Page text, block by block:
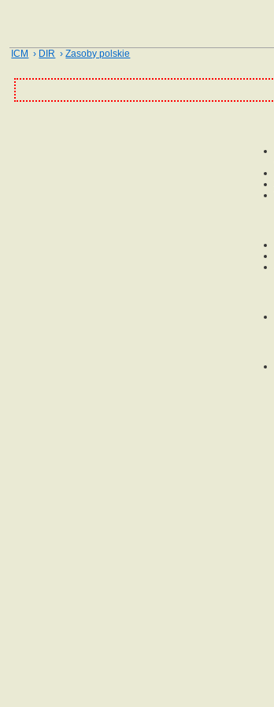
ICM › DIR ›Zasoby polskie